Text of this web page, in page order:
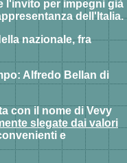
l'invito per impegni già
dell'Italia.
nazionale, fra
Alfredo Bellan di
con il nome di Vevy
slegate dai valori
e